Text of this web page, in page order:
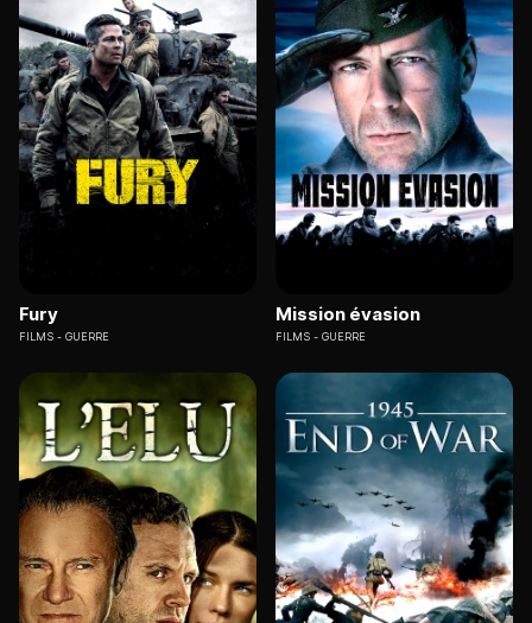
Fury
FILMS GUERRE
Mission évasion
FILMS GUERRE